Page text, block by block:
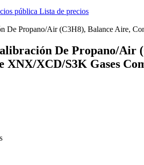
pública Lista de precios
De Propano/Air
XNX/XCD/S3K Gases